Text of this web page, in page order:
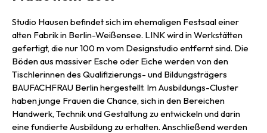
Studio Hausen befindet sich im ehemaligen Festsaal einer
alten Fabrik in Berlin-Weißensee. LINK wird in Werkstätten
gefertigt, die nur 100 m vom Designstudio entfernt sind. Die
Böden aus massiver Esche oder Eiche werden von den
Tischlerinnen des Qualifizierungs- und Bildungsträgers
BAUFACHFRAU Berlin hergestellt. Im Ausbildungs-Cluster
haben junge Frauen die Chance, sich in den Bereichen
Handwerk, Technik und Gestaltung zu entwickeln und darin
eine fundierte Ausbildung zu erhalten. Anschließend werden